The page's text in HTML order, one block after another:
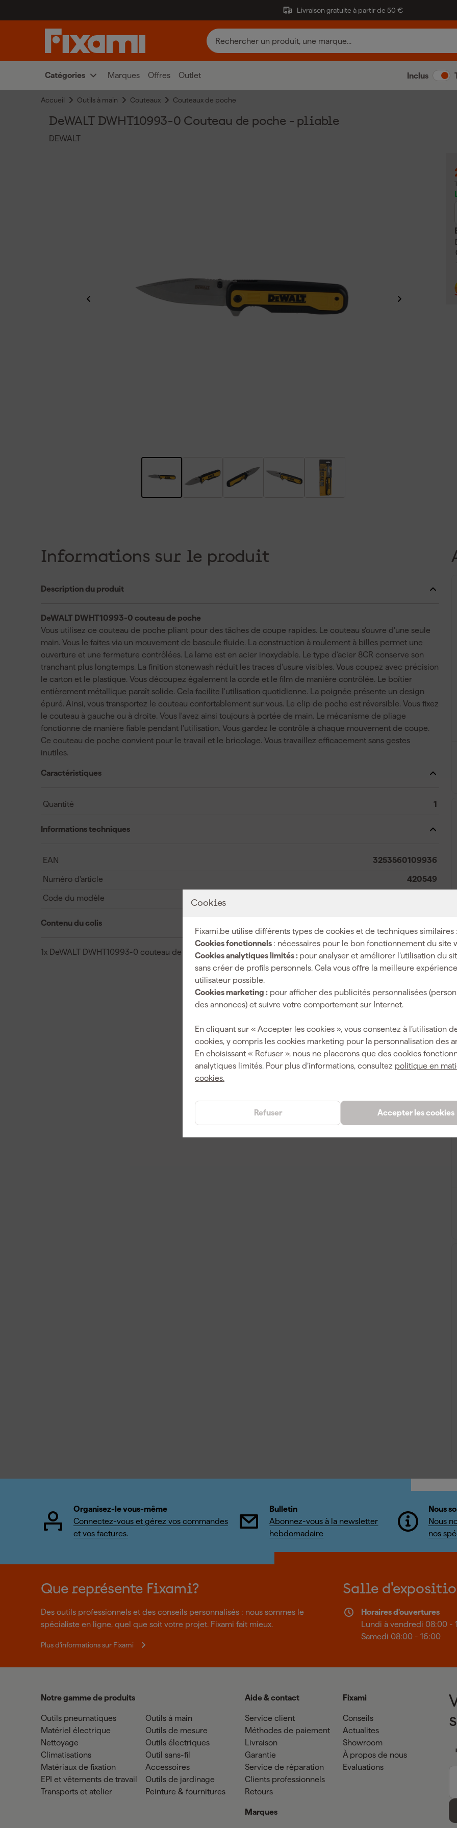
Livraison gratuite à partir de 50 €
Catégories Marques Offres Outlet Inclus
Accueil Outils à main Couteaux Couteaux de poche
Cookies
Fixami.be utilise différents types de cookies et de techniques similaires :
Cookies fonctionnels : nécessaires pour le bon fonctionnement du site
Cookies analytiques limités : pour analyser et améliorer l’utilisation du
sans créer de profils personnels. Cela vous offre la meilleure expérience
utilisateur possible.
Cookies marketing : pour afficher des publicités personnalisées
des annonces) et suivre votre comportement sur Internet.
En cliquant sur « Accepter les cookies », vous consentez à l’utilisation
cookies, y compris les cookies marketing pour la personnalisation des
En choisissant « Refuser », nous ne placerons que des cookies
analytiques limités. Pour plus d’informations, consultez politique en
cookies.
Accepter les cookies
Refuser
DeWALT DWHT10993-0 Couteau de poche - pliable
DEWALT
Informations sur le produit
Description du produit
DeWALT DWHT10993-0 couteau de poche
Vous utilisez ce couteau de poche pliant pour des tâches de coupe rapides. Le couteau s'ouvre d'une seule
main. Vous le faites via un mouvement de bascule fluide. La construction à roulement à billes permet une
ouverture et une fermeture contrôlées. La lame est en acier inoxydable. Le type d'acier 8CR conserve son
tranchant plus longtemps. La finition stonewash réduit les traces d'usure visibles. Vous coupez avec précision
le carton et le plastique. Vous découpez également la corde et le film de manière contrôlée. Le boîtier
entièrement métallique paraît solide. Cela facilite l'utilisation quotidienne. La poignée présente un design
épuré. Ainsi, vous transportez le couteau confortablement sur vous. Le clip de poche est réversible. Vous fixez
le couteau à gauche ou à droite. Vous l'avez ainsi toujours à portée de main. Le mécanisme de pliage
fonctionne de manière fiable pendant l'utilisation. Vous gardez le contrôle à chaque mouvement de coupe.
Ce couteau de poche convient pour le travail et le bricolage. Vous travaillez efficacement sans gestes
inutiles.
Caractéristiques
Quantité 1
Informations techniques
EAN 3253560109936
Numéro d'article 420549
Code du modèle
Contenu du colis
1x DeWALT DWHT10993-0 couteau de poche
Organisez-le vous-même
Connectez-vous et gérez vos commandes
et vos factures.
Bulletin
Abonnez-vous à la newsletter
hebdomadaire
Nous
Nous
nos
Que représente Fixami?
Des outils professionnels et des conseils personnalisés : nous sommes le
spécialiste en ligne, quel que soit votre projet. Fixami fait mieux.
Plus d'informations sur Fixami
Salle
Horaires d'ouvertures
Lundi à vendredi 08:00 -
Samedi 08:00 - 16:00
Notre gamme de produits
Outils pneumatiques
Matériel électrique
Nettoyage
Climatisations
Matériaux de fixation
EPI et vêtements de travail
Transports et atelier
Outils à main
Outils de mesure
Outils électriques
Outil sans-fil
Accessoires
Outils de jardinage
Peinture & fournitures
Aide & contact
Service client
Méthodes de paiement
Livraison
Garantie
Service de réparation
Clients professionnels
Retours
Marques
Fixami
Conseils
Actualites
Showroom
À propos de nous
Evaluations